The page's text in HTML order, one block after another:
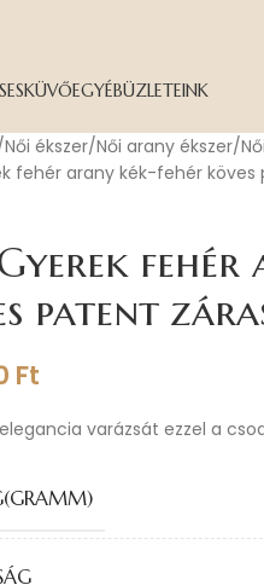
ESKÜVŐEGYÉBÜZLETEINK
Női ékszer Női arany ékszer
fehér arany kék-fehér
patent
Ft
varázsát ezzel a